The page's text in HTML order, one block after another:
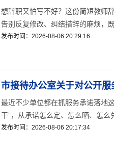
想辞职又怕写不好？这份简短教师
告别反复修改、纠结措辞的麻烦，
发布时间：2026-08-06 20:29:16
市接待办公室关于对公开
最近不少单位都在抓服务承诺落地
干”，从承诺怎么定、怎么晒、怎么
发布时间：2026-08-06 20:17:34